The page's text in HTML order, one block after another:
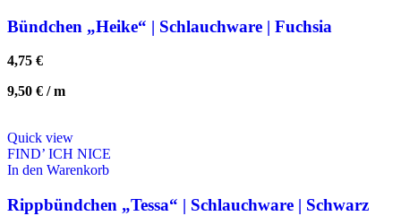
Bündchen „Heike“ | Schlauchware | Fuchsia
4,75 €
9,50 € /m
Quick view
FIND’ ICH NICE
In den Warenkorb
Rippbündchen „Tessa“ | Schlauchware | Schwarz